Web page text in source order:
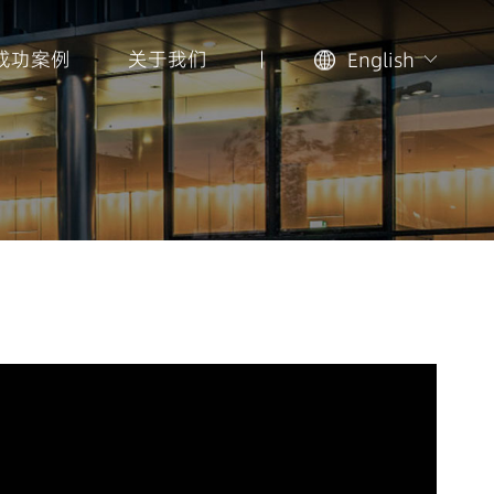
功案例 关于我们 English